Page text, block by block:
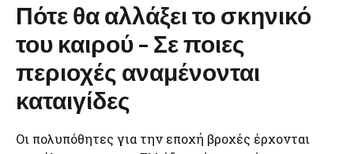
Πότε θα αλλάξει το σκηνικό
του καιρού – Σε ποιες
περιοχές αναμένονται
καταιγίδες
Οι πολυπόθητες για την εποχή βροχές έρχονται